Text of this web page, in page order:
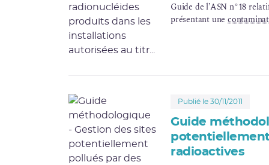
Guide de l’ASN n°18
présentant une
Publié le 30/11/2011
Guide
radioactives